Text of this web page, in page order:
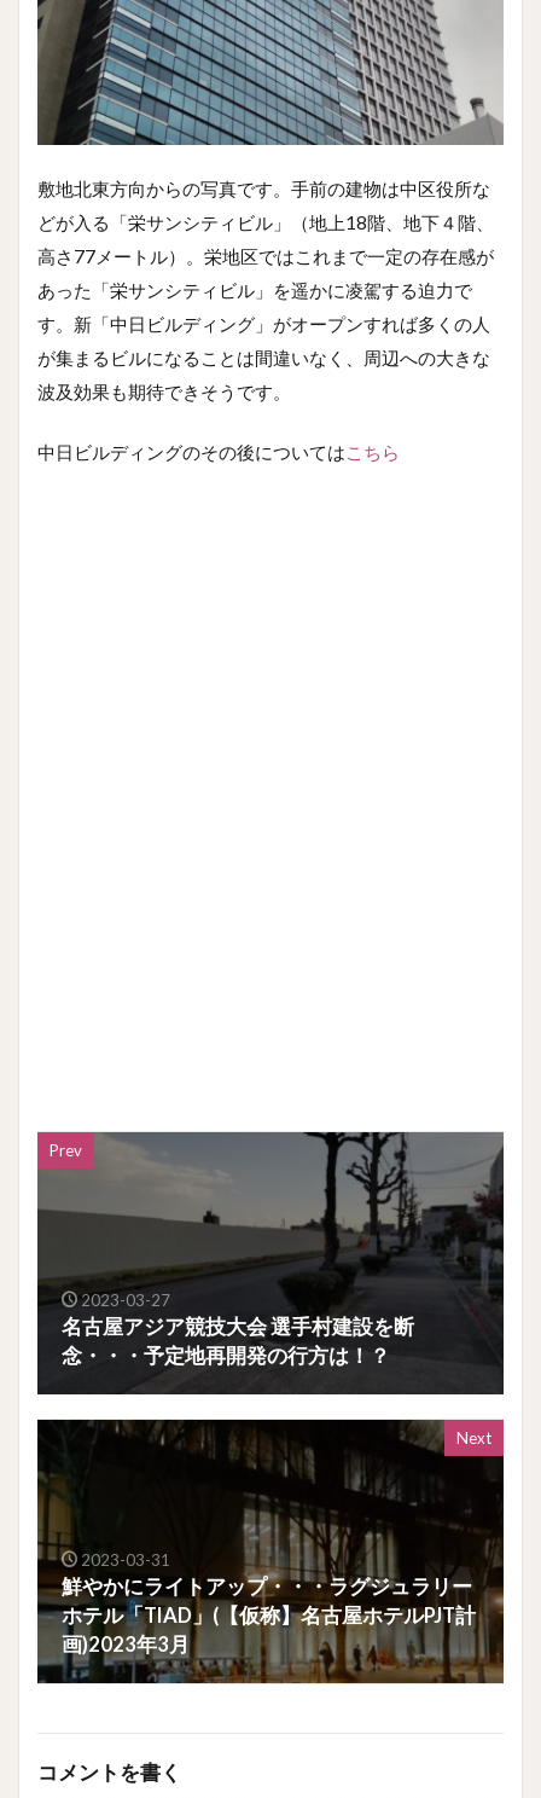
敷地北東方向からの写真です。手前の建物は中区役所な
どが入る「栄サンシティビル」（地上18階、地下４階、
高さ77メートル）。栄地区ではこれまで一定の存在感が
あった「栄サンシティビル」を遥かに凌駕する迫力で
す。新「中日ビルディング」がオープンすれば多くの人
が集まるビルになることは間違いなく、周辺への大きな
波及効果も期待できそうです。
中日ビルディングのその後についてはこちら
Prev
2023-03-27
名古屋アジア競技大会 選手村建設を断
念・・・予定地再開発の行方は！？
Next
2023-03-31
鮮やかにライトアップ・・・ラグジュラリー
ホテル「TIAD」(【仮称】名古屋ホテルPJT計
画)2023年3月
コメントを書く